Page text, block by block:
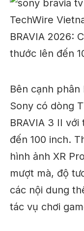
Bên cạnh phân
Sony có dòng
BRAVIA 3 II
đến 100 inch.
hình ảnh XR
mượt mà, độ
các nội dung
tác vụ chơi